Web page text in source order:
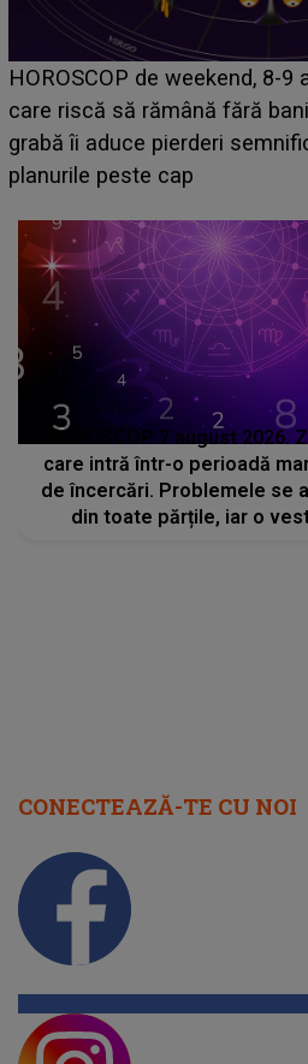
Emanuel a ținut ACEST
acum! În fața Alexandrei,
face o MĂRTURISIRE
sa: "I-am spus și ei în față, eu
HOROSCOP 7 august 2026.
care intră într-o perioadă
de încercări. Problemele se
din toate părțile, iar o
CONECTEAZĂ-TE CU NOI